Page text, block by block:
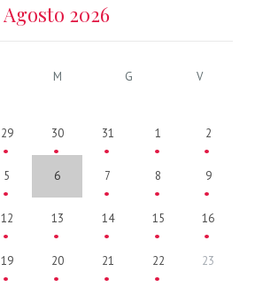
Agosto 2026
M G V
29 30 31 1 2
5 6 7 8 9
12 13 14 15 16
19 20 21 22 23